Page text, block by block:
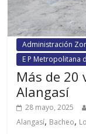
Administración
E P Metropolitana
Más de 20
Alangasí
28 mayo, 2025
Alangasí, Bacheo,